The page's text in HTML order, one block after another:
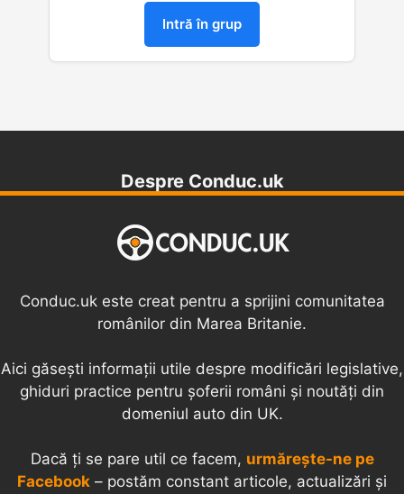
Intră în grup
Despre Conduc.uk
Conduc.uk este creat pentru a sprijini comunitatea
românilor din Marea Britanie.
Aici găsești informații utile despre modificări legislative,
ghiduri practice pentru șoferii români și noutăți din
domeniul auto din UK.
Dacă ți se pare util ce facem, urmărește-ne pe
Facebook – postăm constant articole, actualizări și